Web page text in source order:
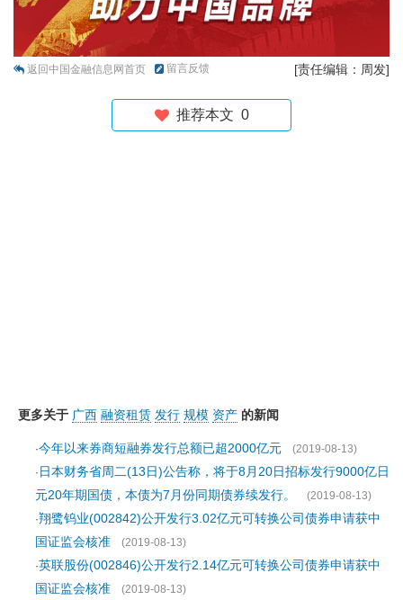
返回中国金融信息网首页 留言反馈 [责任编辑：周发]
推荐本文 0
更多关于 广西 融资租赁 发行 规模 资产 的新闻
·今年以来券商短融券发行总额已超2000亿元
(2019-08-13)
· 日本财务省周二(13日)公告称，将于8月20日招标发行9000亿日
元20年期国债，本债为7月份同期债券续发行。
(2019-08-13)
·翔鹭钨业(002842)公开发行3.02亿元可转换公司债券申请获中
国证监会核准
(2019-08-13)
·英联股份(002846)公开发行2.14亿元可转换公司债券申请获中
国证监会核准
(2019-08-13)